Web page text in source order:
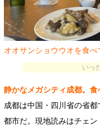
オオサンショウウオを食べ
いっ
静かなメガシティ成都。食
成都は中国・四川省の省
都市だ。現地読みはチェ